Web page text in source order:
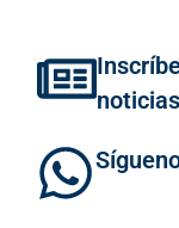
noticias